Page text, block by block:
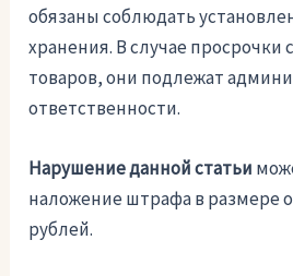
обязаны соблюдать
хранения. В случае просрочки
товаров, они подлежат
ответственности.
Нарушение данной статьи
наложение штрафа в размере
рублей.